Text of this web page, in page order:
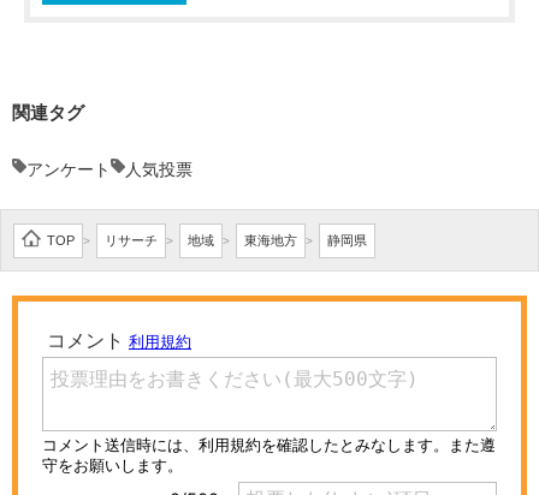
関連タグ
アンケート 人気投票
TOP > リサーチ > 地域 > 東海地方 > 静岡県